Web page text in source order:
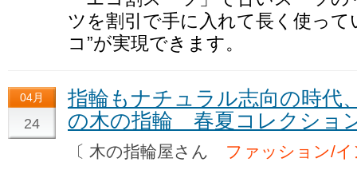
ツを割引で手に入れて長く使っ
コ”が実現できます。
04月
24
指輪もナチュラル志向の時代
の木の指輪 春夏コレクショ
〔 木の指輪屋さん ファッション/